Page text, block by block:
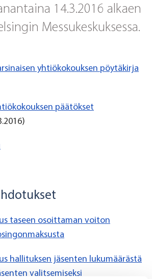
14.3.2016 alkaen
Messukeskuksessa.
yhtiökokouksen pöytäkirja
päätökset
taseen osoittaman voiton
hallituksen jäsenten lukumäärästä
valitsemiseksi